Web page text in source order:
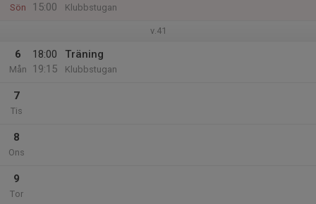
Sön
15:00
Klubbstugan
v.41
6
Mån
18:00
19:15
Träning
Klubbstugan
7
Tis
8
Ons
9
Tor